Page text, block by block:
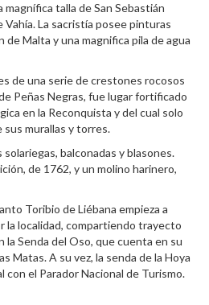
talla de San Sebastián
La sacristía posee pinturas
de Malta y una magnifica pila de agua
de una serie de crestones rocosos
Peñas Negras, fue lugar fortificado
en la Reconquista y del cual solo
murallas y torres.
balconadas y blasones.
de 1762, y un molino harinero,
Toribio de Liébana empieza a
la localidad, compartiendo trayecto
Senda del Oso, que cuenta en su
Matas. A su vez, la senda de la Hoya
con el Parador Nacional de Turismo.